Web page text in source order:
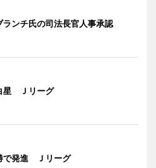
ランチ氏の司法長官人事承認
星 Ｊリーグ
で発進 Ｊリーグ